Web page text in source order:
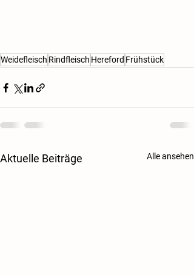
Weidefleisch Rindfleisch Hereford Frühstück
Aktuelle Beiträge Alle ansehen